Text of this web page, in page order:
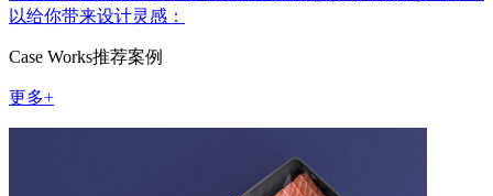
以给你带来设计灵感：
Case Works推荐案例
更多+